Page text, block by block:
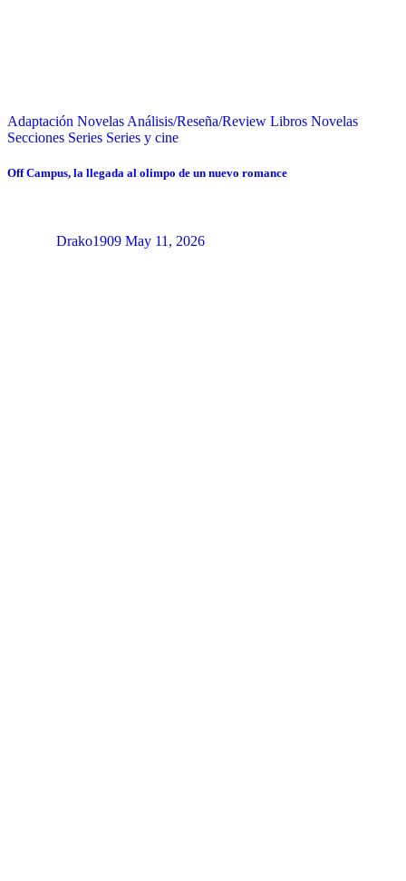
Adaptación Novelas Análisis/Reseña/Review Libros Novelas
Secciones Series Series y cine
Off Campus, la llegada al olimpo de un nuevo romance
Drako1909 May 11, 2026